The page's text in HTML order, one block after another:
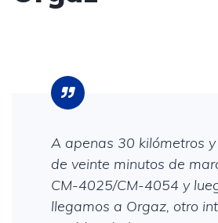
A apenas 30 kilómetros
de veinte minutos de
CM-4025/CM-4054 y
llegamos a Orgaz, otro